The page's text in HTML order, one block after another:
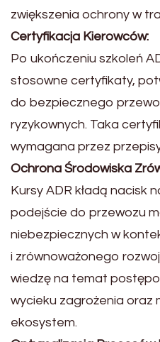
zwiększenia ochrony w
Certyfikacja Kierowców:
Po ukończeniu szkoleń
stosowne certyfikaty,
do bezpiecznego
ryzykownych. Taka
wymagana przez
Ochrona Środowiska
Kursy ADR kładą nacisk
podejście do przewozu
niebezpiecznych w
i zrównoważonego
wiedzę na temat
wycieku zagrożenia oraz
ekosystem.